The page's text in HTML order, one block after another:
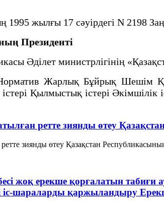
1995 жылғы 17 сәуiрдегі N 2198
Президенті
Әділет министрлігінің
Жарлық Бұйрық Шешім
Қылмыстық істері
ретте зиянды өтеу
зиянды өтеу Қазақстан
жоқ ерекше қорғалатын
iс-шараларды қаржыландыру